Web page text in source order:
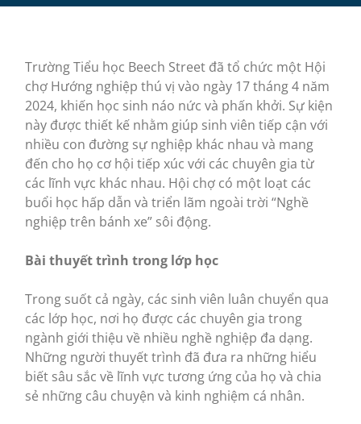
Trường Tiểu học Beech Street đã tổ chức một Hội
chợ Hướng nghiệp thú vị vào ngày 17 tháng 4 năm
2024, khiến học sinh náo nức và phấn khởi. Sự kiện
này được thiết kế nhằm giúp sinh viên tiếp cận với
nhiều con đường sự nghiệp khác nhau và mang
đến cho họ cơ hội tiếp xúc với các chuyên gia từ
các lĩnh vực khác nhau. Hội chợ có một loạt các
buổi học hấp dẫn và triển lãm ngoài trời “Nghề
nghiệp trên bánh xe” sôi động.
Bài thuyết trình trong lớp học
Trong suốt cả ngày, các sinh viên luân chuyển qua
các lớp học, nơi họ được các chuyên gia trong
ngành giới thiệu về nhiều nghề nghiệp đa dạng.
Những người thuyết trình đã đưa ra những hiểu
biết sâu sắc về lĩnh vực tương ứng của họ và chia
sẻ những câu chuyện và kinh nghiệm cá nhân.